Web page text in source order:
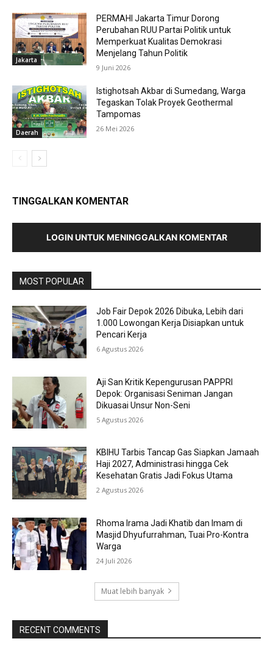
Jakarta
PERMAHI Jakarta Timur Dorong
Perubahan RUU Partai Politik untuk
Memperkuat Kualitas Demokrasi
Menjelang Tahun Politik
9 Juni 2026
Daerah
Istighotsah Akbar di Sumedang, Warga
Tegaskan Tolak Proyek Geothermal
Tampomas
26 Mei 2026
TINGGALKAN KOMENTAR
LOGIN UNTUK MENINGGALKAN KOMENTAR
MOST POPULAR
Job Fair Depok 2026 Dibuka, Lebih dari
1.000 Lowongan Kerja Disiapkan untuk
Pencari Kerja
6 Agustus 2026
Aji San Kritik Kepengurusan PAPPRI
Depok: Organisasi Seniman Jangan
Dikuasai Unsur Non-Seni
5 Agustus 2026
KBIHU Tarbis Tancap Gas Siapkan Jamaah
Haji 2027, Administrasi hingga Cek
Kesehatan Gratis Jadi Fokus Utama
2 Agustus 2026
Rhoma Irama Jadi Khatib dan Imam di
Masjid Dhyufurrahman, Tuai Pro-Kontra
Warga
24 Juli 2026
Muat lebih banyak
RECENT COMMENTS